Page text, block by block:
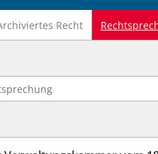
Recht